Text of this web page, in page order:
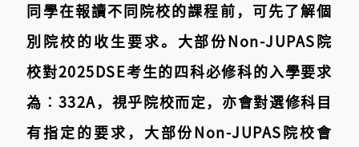
同學在報讀不同院校的課程前，可先了解個
別 院校的收生要求。大部份Non-JUPAS院
校對2025DSE考生的四科必修科的入學要求
為︰332A，視乎院校而定，亦會對選修科目
有指定的要求，大部份 Non-JUPAS院校會